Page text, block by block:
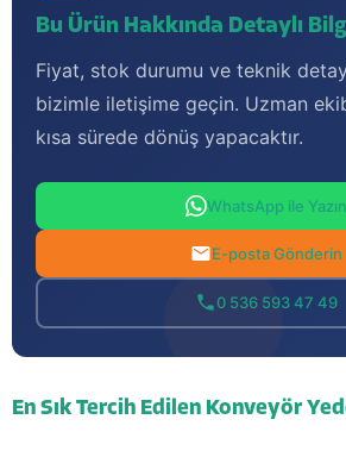
Bu Ürün Hakkında Detaylı
Fiyat, stok durumu ve teknik
bizimle iletişime geçin. Uzman
kısa sürede dönüş yapacaktır.
WhatsApp ile Yazın
E-posta Gönderin
0 536 593 47 49
En Sık Tercih Edilen Konveyör